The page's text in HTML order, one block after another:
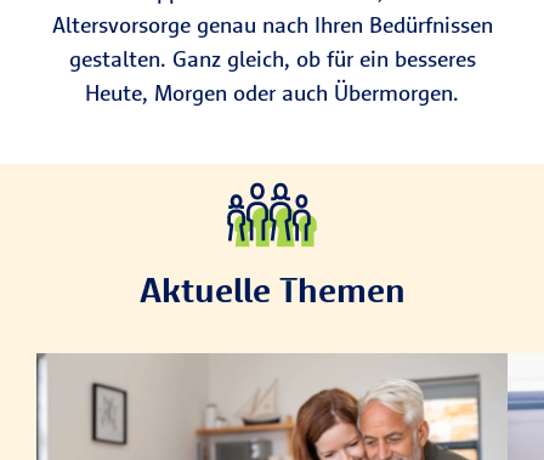
Altersvorsorge genau nach Ihren Bedürfnissen
gestalten. Ganz gleich, ob für ein besseres
Heute, Morgen oder auch Übermorgen.
Aktuelle Themen